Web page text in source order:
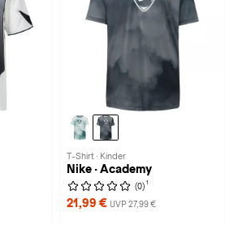
T-Shirt · Kinder
Nike · Academy
(0) 1
21,99 € UVP 27,99 €